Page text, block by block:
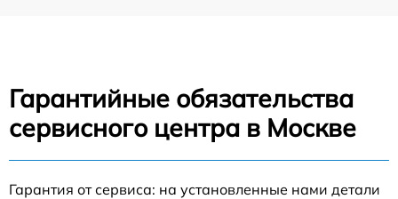
Гарантийные обязательства
сервисного центра в Москве
Гарантия от сервиса: на установленные нами детали